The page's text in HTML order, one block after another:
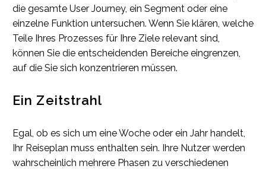
die gesamte User Journey, ein Segment oder eine
einzelne Funktion untersuchen. Wenn Sie klären, welche
Teile Ihres Prozesses für Ihre Ziele relevant sind,
können Sie die entscheidenden Bereiche eingrenzen,
auf die Sie sich konzentrieren müssen.
Ein Zeitstrahl
Egal, ob es sich um eine Woche oder ein Jahr handelt,
Ihr Reiseplan muss enthalten sein. Ihre Nutzer werden
wahrscheinlich mehrere Phasen zu verschiedenen